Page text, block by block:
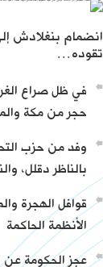
انضمام بنغلادش
تقوده…
في ظل صراع
حجر من مكة
وفد من حزب
بالناظر دقلل،
قوافل الهجرة
الأنظمة الحاكمة
عجز الحكومة عن